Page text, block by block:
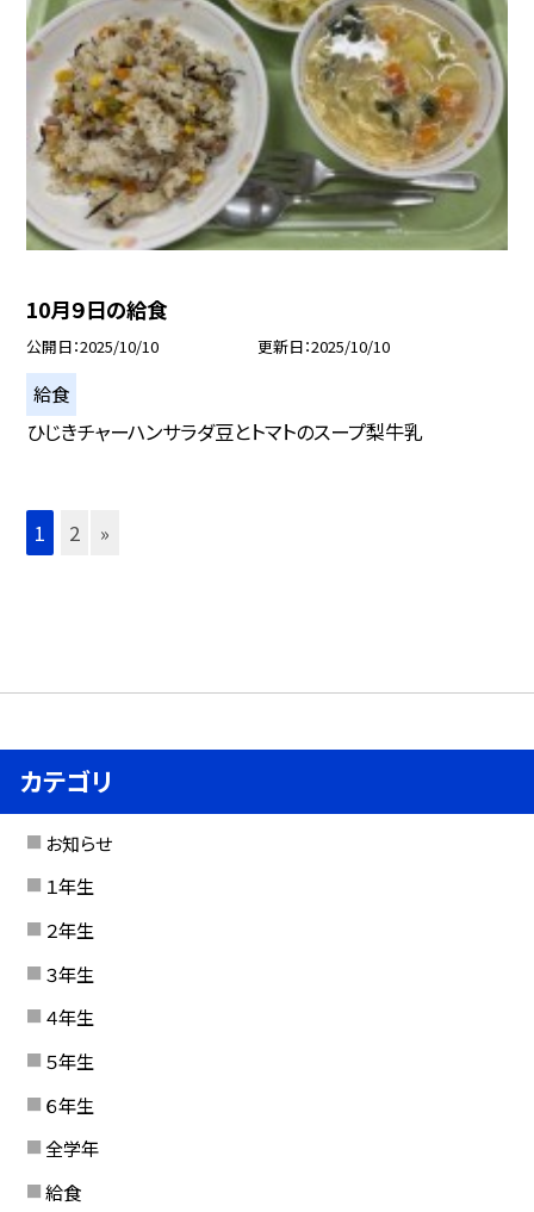
10月９日の給食
公開日 2025/10/10 更新日 2025/10/10
給食
ひじきチャーハンサラダ豆とトマトのスープ梨牛乳
1 2 »
カテゴリ
お知らせ
１年生
２年生
３年生
４年生
５年生
６年生
全学年
給食